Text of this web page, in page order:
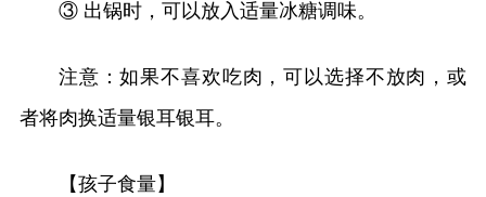
③ 出锅时，可以放入适量冰糖调味。
注意：如果不喜欢吃肉，可以选择不放肉，或
者将肉换适量银耳银耳。
【孩子食量】